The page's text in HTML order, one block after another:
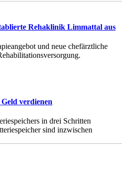
Rehaklinik Limmattal aus
und neue chefärztliche
verdienen
in drei Schritten
sind inzwischen